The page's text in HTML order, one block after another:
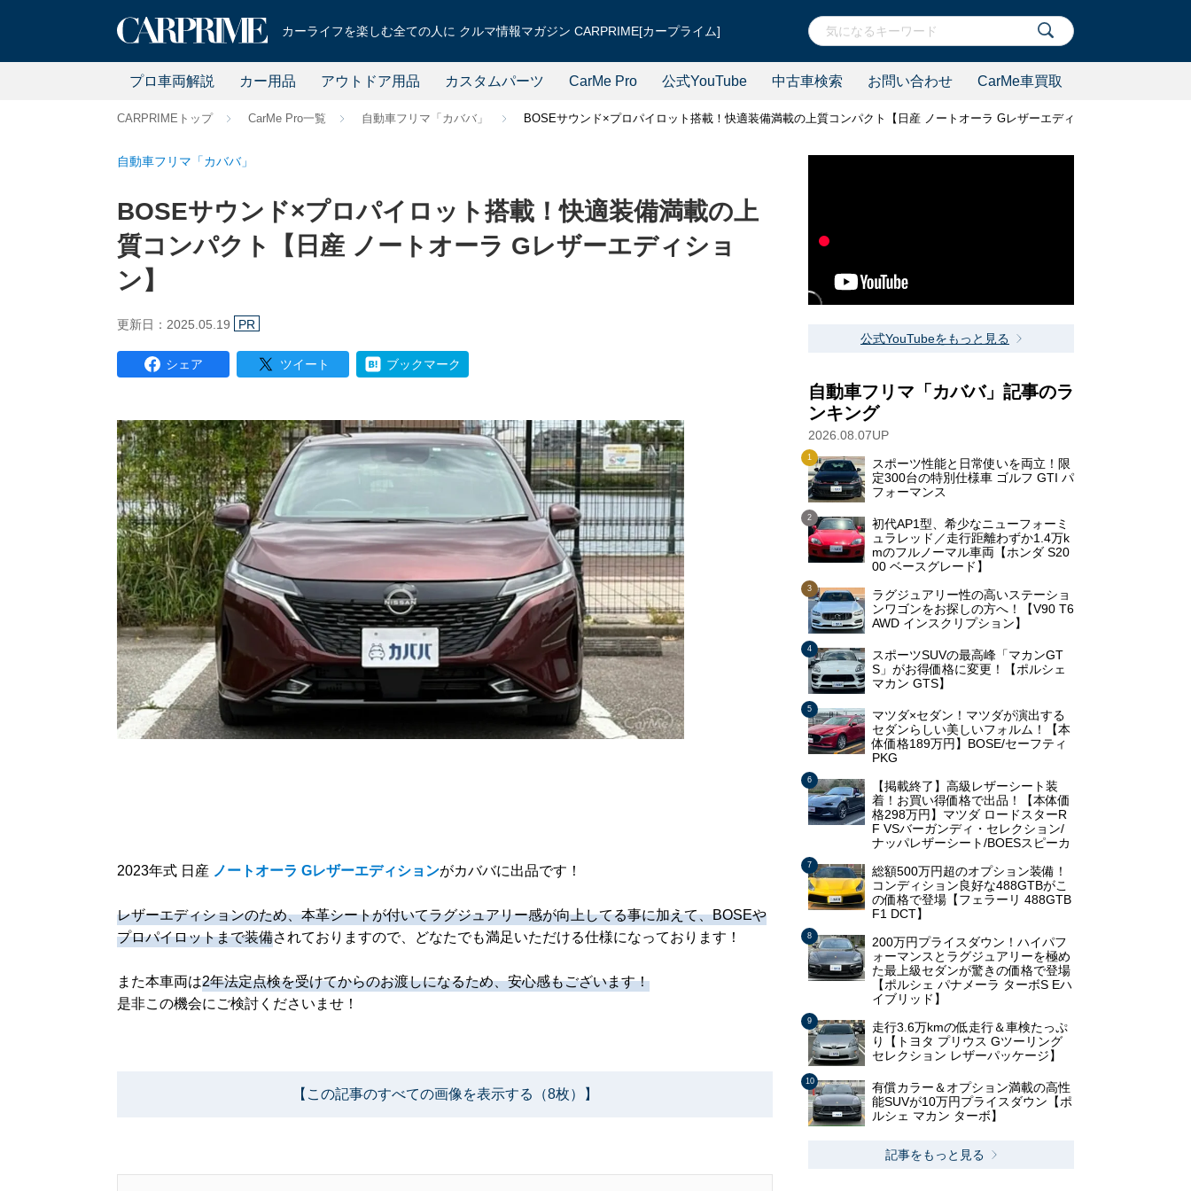
カーライフを楽しむ全ての人に クルマ情報マガジン CARPRIME[カープライム]
プロ車両解説 カー用品 アウトドア用品 カスタムパーツ CarMe Pro 公式YouTube 中古車検索 お問い合わせ CarMe車買取
CARPRIMEトップ CarMe Pro一覧 自動車フリマ「カババ」 BOSEサウンド×プロパイロット搭載！快適装備満載の上質コンパクト【日産 ノートオーラ Gレザーエディション】
自動車フリマ「カババ」
BOSEサウンド×プロパイロット搭載！快適装備満載の上
質コンパクト【日産 ノートオーラ Gレザーエディショ
ン】
更新日：2025.05.19 PR
シェア ツイート ブックマーク
2023年式 日産 ノートオーラ Gレザーエディションがカババに出品です！
レザーエディションのため、本革シートが付いてラグジュアリー感が向上してる事に加えて、BOSEや
プロパイロットまで装備されておりますので、どなたでも満足いただける仕様になっております！
また本車両は2年法定点検を受けてからのお渡しになるため、安心感もございます！
是非この機会にご検討くださいませ！
【この記事のすべての画像を表示する（8枚）】
公式YouTubeをもっと見る
自動車フリマ「カババ」記事のラ
ンキング
2026.08.07UP
スポーツ性能と日常使いを両立！限
定300台の特別仕様車 ゴルフ GTI パ
フォーマンス
初代AP1型、希少なニューフォーミ
ュラレッド／走行距離わずか1.4万k
mのフルノーマル車両【ホンダ S20
00 ベースグレード】
ラグジュアリー性の高いステーショ
ンワゴンをお探しの方へ！【V90 T6
AWD インスクリプション】
スポーツSUVの最高峰「マカンGT
S」がお得価格に変更！【ポルシェ
マカン GTS】
マツダ×セダン！マツダが演出する
セダンらしい美しいフォルム！【本
体価格189万円】BOSE/セーフティ
PKG
【掲載終了】高級レザーシート装
着！お買い得価格で出品！【本体価
格298万円】マツダ ロードスターR
F VSバーガンディ・セレクション/
ナッパレザーシート/BOESスピーカ
総額500万円超のオプション装備！
コンディション良好な488GTBがこ
の価格で登場【フェラーリ 488GTB
F1 DCT】
200万円プライスダウン！ハイパフ
ォーマンスとラグジュアリーを極め
た最上級セダンが驚きの価格で登場
【ポルシェ パナメーラ ターボS Eハ
イブリッド】
走行3.6万kmの低走行＆車検たっぷ
り【トヨタ プリウス Gツーリング
セレクション レザーパッケージ】
有償カラー＆オプション満載の高性
能SUVが10万円プライスダウン【ポ
ルシェ マカン ターボ】
記事をもっと見る